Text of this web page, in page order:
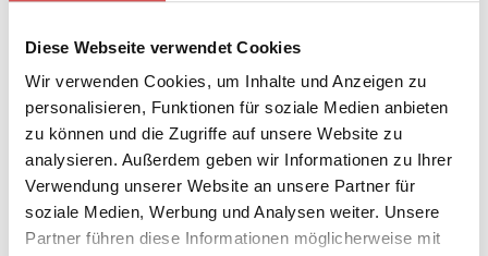
Diese Webseite verwendet Cookies
Wir verwenden Cookies, um Inhalte und Anzeigen zu
personalisieren, Funktionen für soziale Medien anbieten
zu können und die Zugriffe auf unsere Website zu
analysieren. Außerdem geben wir Informationen zu Ihrer
Verwendung unserer Website an unsere Partner für
soziale Medien, Werbung und Analysen weiter. Unsere
Partner führen diese Informationen möglicherweise mit